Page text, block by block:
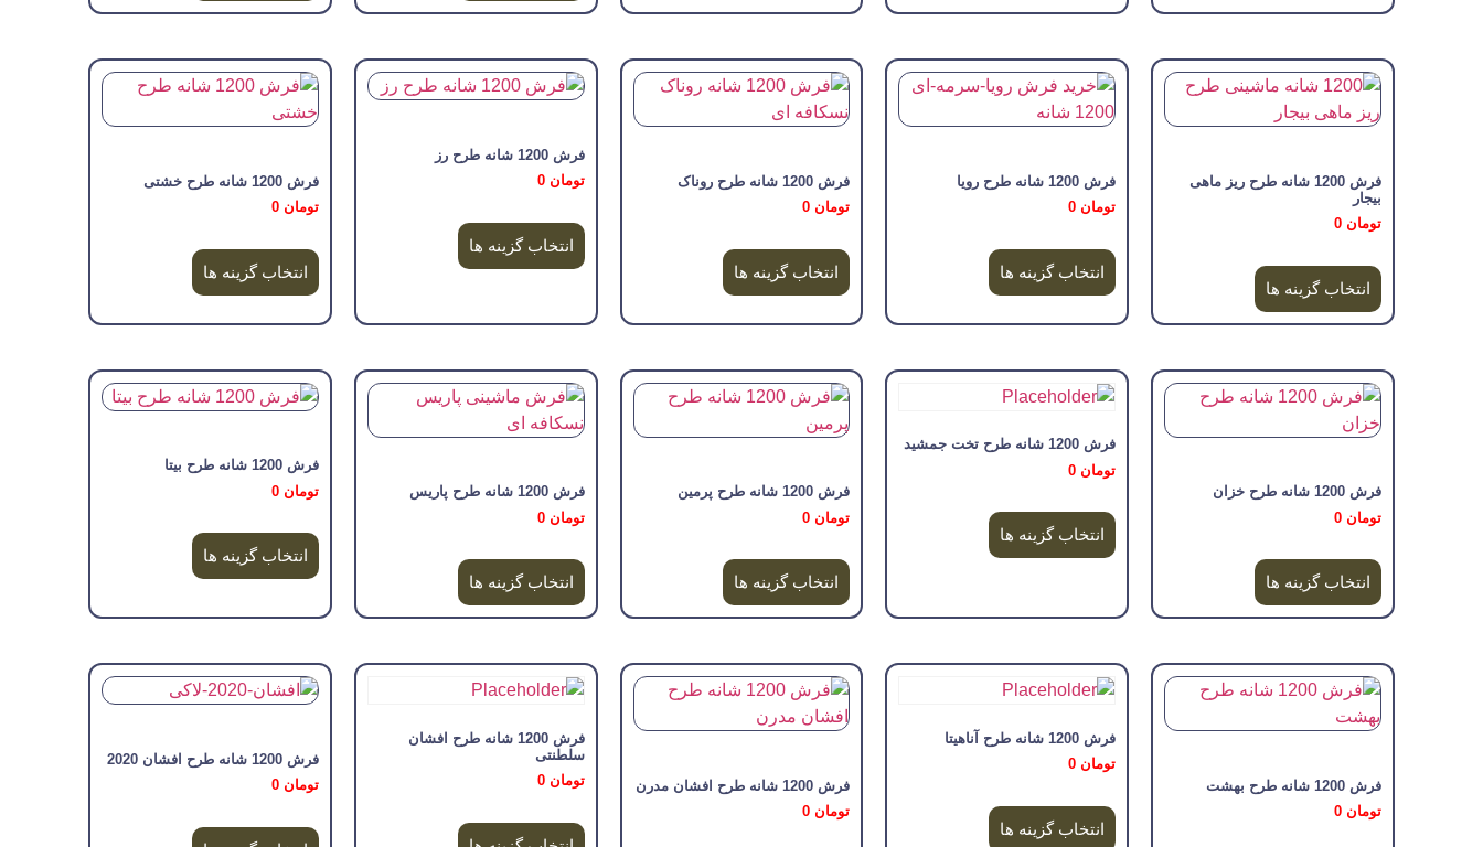
فرش 1200 شانه طرح ریز ماهی
بیجار
تومان
انتخاب گزینه ها
فرش 1200 شانه طرح رویا
تومان
انتخاب گزینه ها
فرش 1200 شانه طرح روناک
تومان
انتخاب گزینه ها
فرش 1200 شانه طرح رز
تومان 0
انتخاب گزینه ها
فرش 1200 شانه طرح خشتی
تومان 0
انتخاب گزینه ها
فرش 1200 شانه طرح خزان
تومان
انتخاب گزینه ها
فرش 1200 شانه طرح تخت جمشید
تومان
انتخاب گزینه ها
فرش 1200 شانه طرح پرمین
تومان
انتخاب گزینه ها
فرش 1200 شانه طرح پاریس
تومان 0
انتخاب گزینه ها
فرش 1200 شانه طرح بیتا
تومان 0
انتخاب گزینه ها
فرش 1200 شانه طرح بهشت
تومان
فرش 1200 شانه طرح آناهیتا
تومان
انتخاب گزینه ها
فرش 1200 شانه طرح افشان مدرن
تومان
فرش 1200 شانه طرح افشان
سلطنتی
تومان 0
فرش 1200 شانه طرح افشان 2020
تومان 0